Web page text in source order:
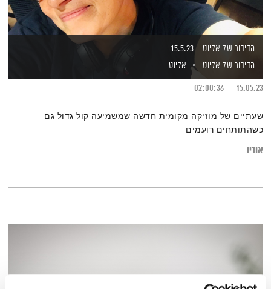
הדיבור של אליוט – 15.5.23
הדיבור של אליוט
אליוט
15.05.23
02:00:36
שעתיים של מוזיקה מקומית חדשה שמשמיעה קול גדול גם
כשהתותחים רועמים
אודיו